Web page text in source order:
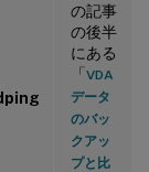
の記事
の後半
にある
「VDA
データ
のバッ
クアッ
プと比